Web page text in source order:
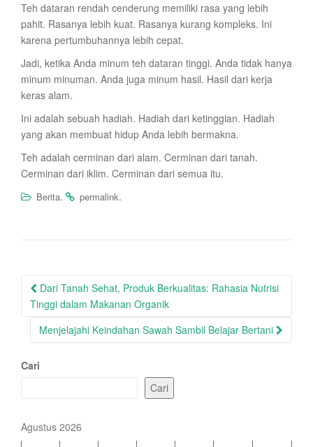
Teh dataran rendah cenderung memiliki rasa yang lebih
pahit. Rasanya lebih kuat. Rasanya kurang kompleks. Ini
karena pertumbuhannya lebih cepat.
Jadi, ketika Anda minum teh dataran tinggi. Anda tidak hanya
minum minuman. Anda juga minum hasil. Hasil dari kerja
keras alam.
Ini adalah sebuah hadiah. Hadiah dari ketinggian. Hadiah
yang akan membuat hidup Anda lebih bermakna.
Teh adalah cerminan dari alam. Cerminan dari tanah.
Cerminan dari iklim. Cerminan dari semua itu.
Berita. permalink.
Post
navigation
Dari Tanah Sehat, Produk Berkualitas: Rahasia Nutrisi
Tinggi dalam Makanan Organik
Menjelajahi Keindahan Sawah Sambil Belajar Bertani
Cari
Cari
Agustus 2026